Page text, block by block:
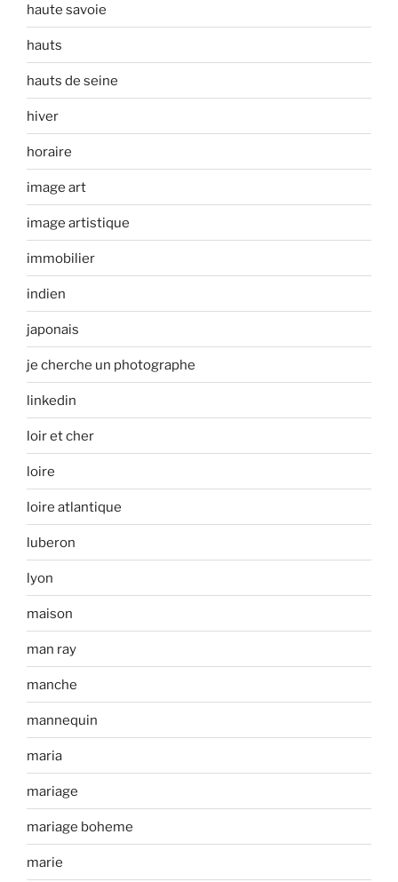
haute savoie
hauts
hauts de seine
hiver
horaire
image art
image artistique
immobilier
indien
japonais
je cherche un photographe
linkedin
loir et cher
loire
loire atlantique
luberon
lyon
maison
man ray
manche
mannequin
maria
mariage
mariage boheme
marie